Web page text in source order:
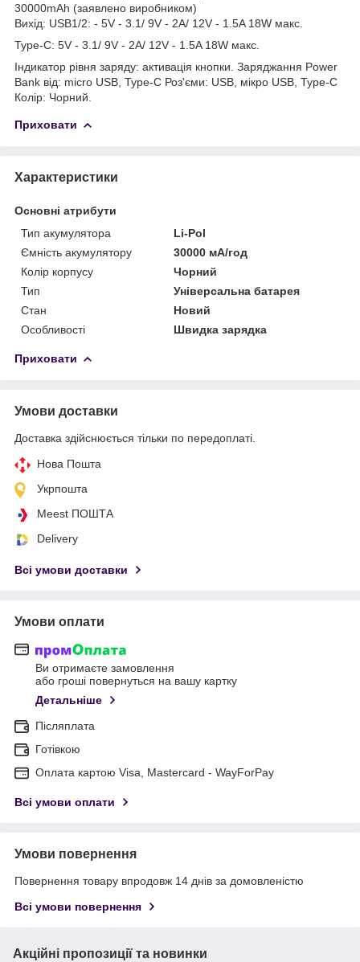
30000mAh (заявлено виробником)
Вихід: USB1/2: - 5V - 3.1/ 9V - 2A/ 12V - 1.5A 18W макс.
Type-C: 5V - 3.1/ 9V - 2A/ 12V - 1.5A 18W макс.
Індикатор рівня заряду: активація кнопки. Заряджання Power
Bank від: micro USB, Type-C Роз'єми: USB, мікро USB, Type-C
Колір: Чорний.
Приховати
Характеристики
Основні атрибути
Тип акумулятора
Li-Pol
Ємність акумулятору
30000 мА/год
Колір корпусу
Чорний
Тип
Універсальна батарея
Стан
Новий
Особливості
Швидка зарядка
Приховати
Умови доставки
Доставка здійснюється тільки по передоплаті.
Нова Пошта
Укрпошта
Meest ПОШТА
Delivery
Всі умови доставки
Умови оплати
Ви отримаєте замовлення
або гроші повернуться на вашу картку
Детальніше
Післяплата
Готівкою
Оплата картою Visa, Mastercard - WayForPay
Всі умови оплати
Умови повернення
Повернення товару впродовж 14 днів за домовленістю
Всі умови повернення
Акційні пропозиції та новинки